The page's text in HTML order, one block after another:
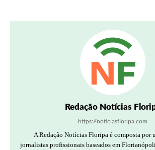
Redação Notícias
https://noticiasfloripa.com
A Redação Notícias Floripa é composta por
jornalistas profissionais baseados em